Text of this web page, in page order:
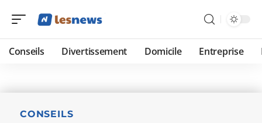
Conseils Divertissement Domicile Entreprise
CONSEILS